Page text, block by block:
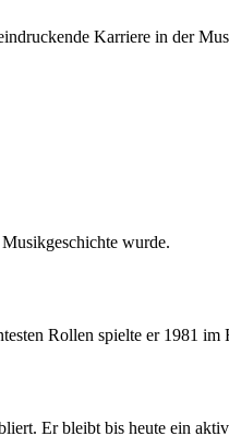
Karriere in der
wurde.
Rollen spielte er 1981 im
Er bleibt bis heute ein